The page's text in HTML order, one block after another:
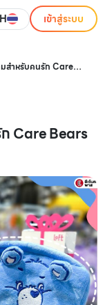
เข้าสู่ระบบ
มสำหรับคนรัก Care
Care Bears